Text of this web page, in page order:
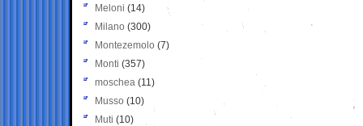
Meloni (14)
Milano (300)
Montezemolo (7)
Monti (357)
moschea (11)
Musso (10)
Muti (10)